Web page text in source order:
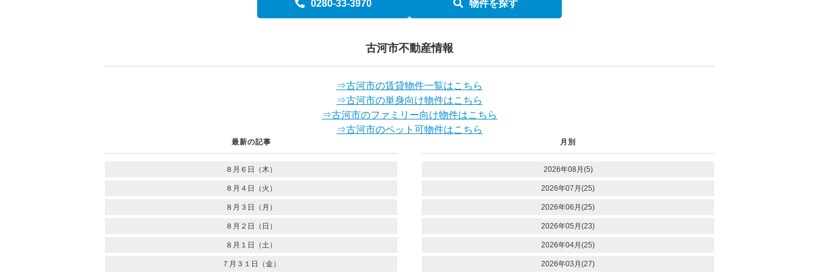
0280-33-3970 物件を探す
古河市不動産情報
⇒古河市の賃貸物件一覧はこちら
⇒古河市の単身向け物件はこちら
⇒古河市のファミリー向け物件はこちら
⇒古河市のペット可物件はこちら
最新の記事
８月６日（木）
８月４日（火）
８月３日（月）
８月２日（日）
８月１日（土）
７月３１日（金）
月別
2026年08月(5)
2026年07月(25)
2026年06月(25)
2026年05月(23)
2026年04月(25)
2026年03月(27)